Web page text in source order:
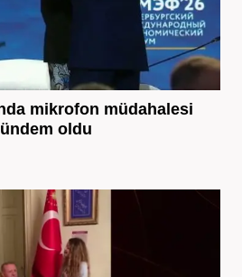
mikrofon müdahalesi
oldu